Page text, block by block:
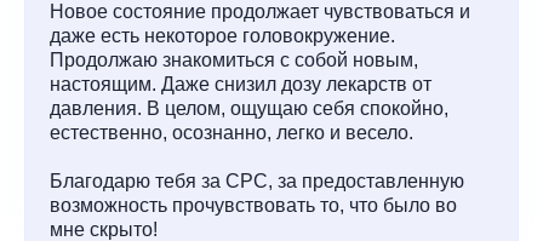
Новое состояние продолжает чувствоваться и
даже есть некоторое головокружение.
Продолжаю знакомиться с собой новым,
настоящим. Даже снизил дозу лекарств от
давления. В целом, ощущаю себя спокойно,
естественно, осознанно, легко и весело.
Благодарю тебя за СРС, за предоставленную
возможность прочувствовать то, что было во
мне скрыто!